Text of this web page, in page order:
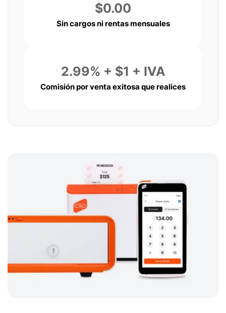
$0.00
Sin cargos ni rentas mensuales
2.99% + $1 + IVA
Comisión por venta exitosa que realices